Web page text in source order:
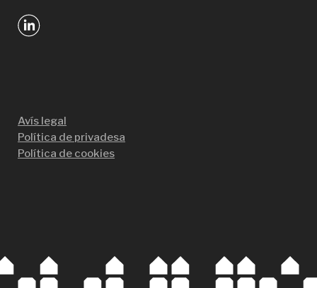
Avís legal
Política de privadesa
Política de cookies